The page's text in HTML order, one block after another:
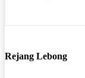
Rejang Lebong